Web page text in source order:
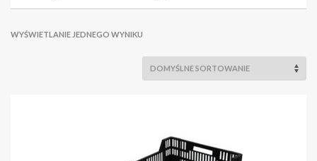
WYŚWIETLANIE JEDNEGO WYNIKU